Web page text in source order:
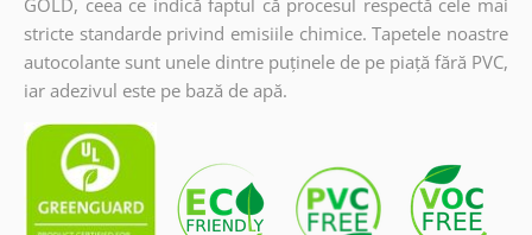
stricte standarde privind emisiile chimice. Tapetele noastre
autocolante sunt unele dintre puținele de pe piață fără PVC,
iar adezivul este pe bază de apă.